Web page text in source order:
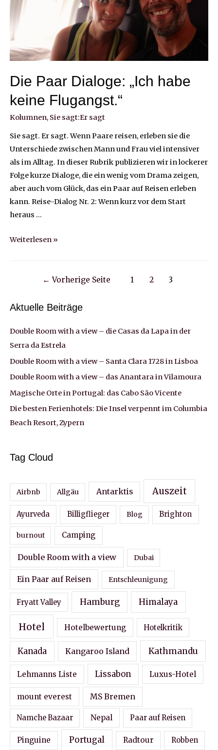
Die Paar Dialoge: „Ich habe
keine Flugangst.“
Kolumnen, Sie sagt:Er sagt
Sie sagt. Er sagt. Wenn Paare reisen, erleben sie die
Unterschiede zwischen Mann und Frau viel intensiver
als im Alltag. In dieser Rubrik publizieren wir in lockerer
Folge kurze Dialoge, die ein wenig vom Drama zeigen,
aber auch vom Glück, das ein Paar auf Reisen erleben
kann. Reise-Dialog Nr. 2: Wenn kurz vor dem Start
heraus …
Die
keine
Weiterlesen »
Beitragsnavigation
← Vorherige Seite 1 2 3
Aktuelle Beiträge
Double Room with a view – die Casas da Lapa in der
Serra da Estrela
Double Room with a view – Santa Clara 1728 in Lisboa
Double Room with a view – das Anantara in Vilamoura
Magische Orte in Portugal: das Cabo São Vicente
Die besten Ferienhotels: Die Insel verpennt im Columbia
Beach Resort, Zypern
Tag Cloud
Airbnb Allgäu Antarktis Auszeit
Ayurveda Billigflieger Blog Brighton
burnout Camping
Double Room with a view Dubai
Ein Paar auf Reisen Entschleunigung
Fryatt Valley Hamburg Himalaya
Hotel Hotelbewertung Hotelkritik
Kanada Kangaroo Island Kathmandu
Lehmanns Liste Lissabon Luxus-Hotel
mount everest MS Bremen
Namche Bazaar Nepal Paar auf Reisen
Pinguine Portugal Radtour Robben